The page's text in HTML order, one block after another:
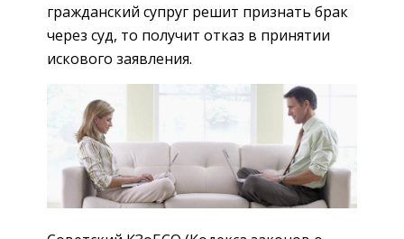
гражданский супруг решит признать брак
через суд, то получит отказ в принятии
искового заявления.